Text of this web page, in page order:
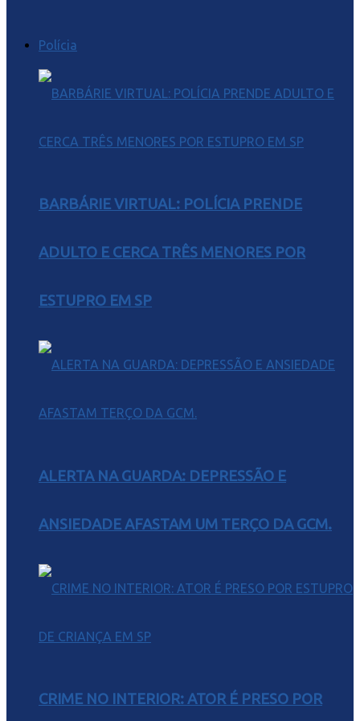
Polícia
BARBÁRIE VIRTUAL: POLÍCIA PRENDE
ADULTO E CERCA TRÊS MENORES POR
ESTUPRO EM SP
ALERTA NA GUARDA: DEPRESSÃO E
ANSIEDADE AFASTAM UM TERÇO DA GCM.
CRIME NO INTERIOR: ATOR É PRESO POR